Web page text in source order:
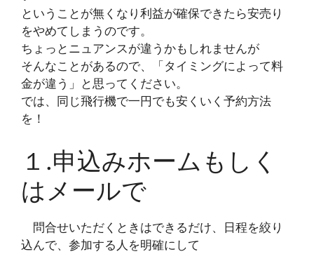
ということが無くなり利益が確保できたら安売り
をやめてしまうのです。
ちょっとニュアンスが違うかもしれませんが
そんなことがあるので、「タイミングによって料
金が違う」と思ってください。
では、同じ飛行機で一円でも安くいく予約方法
を！
１.申込みホームもしく
はメールで
問合せいただくときはできるだけ、日程を絞り
込んで、参加する人を明確にして